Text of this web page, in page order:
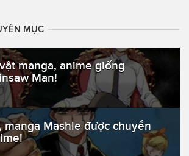
MỤC
manga, anime giống
Man!
manga Mashle được chuyển